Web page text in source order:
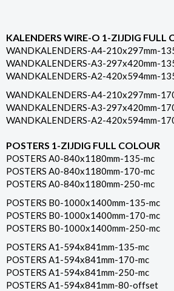
KALENDERS WIRE-O 1-ZIJDIG FULL
WANDKALENDERS-A4-210x297mm-
WANDKALENDERS-A3-297x420mm-
WANDKALENDERS-A2-420x594mm-
WANDKALENDERS-A4-210x297mm-
WANDKALENDERS-A3-297x420mm-
WANDKALENDERS-A2-420x594mm-
POSTERS 1-ZIJDIG FULL COLOUR
POSTERS A0-840x1180mm-135-mc
POSTERS A0-840x1180mm-170-mc
POSTERS A0-840x1180mm-250-mc
POSTERS B0-1000x1400mm-135-mc
POSTERS B0-1000x1400mm-170-mc
POSTERS B0-1000x1400mm-250-mc
POSTERS A1-594x841mm-135-mc
POSTERS A1-594x841mm-170-mc
POSTERS A1-594x841mm-250-mc
POSTERS A1-594x841mm-80-offset